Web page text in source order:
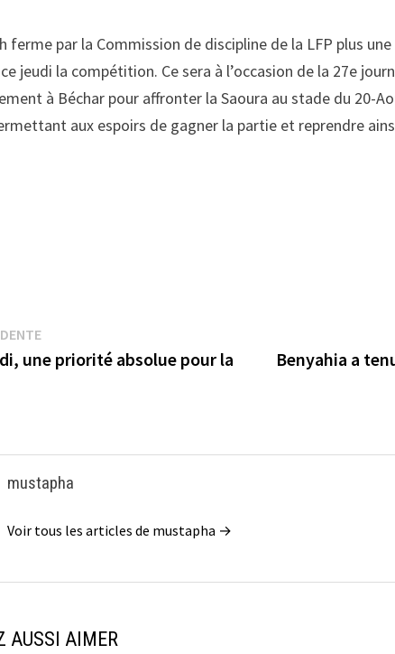
ferme par la Commission de discipline de la LFP plus
jeudi la compétition. Ce sera à l’occasion de la 27e
à Béchar pour affronter la Saoura au stade du 20-
aux espoirs de gagner la partie et reprendre
Publication
précédente :
une priorité absolue pour la
Benyahia a
mustapha
Voir tous les articles de mustapha →
AUSSI AIMER